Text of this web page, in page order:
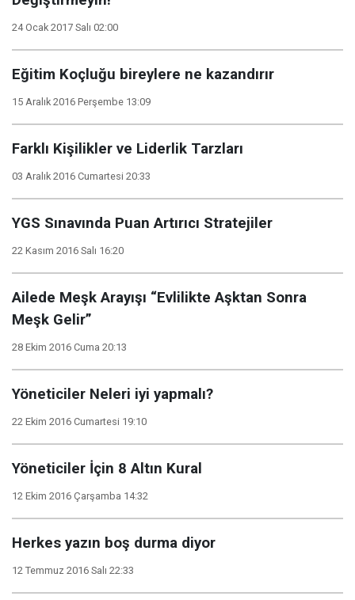
24 Ocak 2017 Salı 02:00
Eğitim Koçluğu bireylere ne kazandırır
15 Aralık 2016 Perşembe 13:09
Farklı Kişilikler ve Liderlik Tarzları
03 Aralık 2016 Cumartesi 20:33
YGS Sınavında Puan Artırıcı Stratejiler
22 Kasım 2016 Salı 16:20
Ailede Meşk Arayışı “Evlilikte Aşktan Sonra
Meşk Gelir”
28 Ekim 2016 Cuma 20:13
Yöneticiler Neleri iyi yapmalı?
22 Ekim 2016 Cumartesi 19:10
Yöneticiler İçin 8 Altın Kural
12 Ekim 2016 Çarşamba 14:32
Herkes yazın boş durma diyor
12 Temmuz 2016 Salı 22:33